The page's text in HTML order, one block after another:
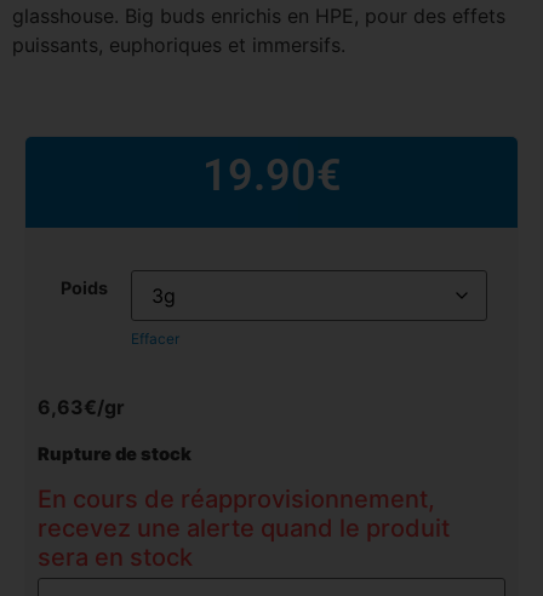
glasshouse. Big buds enrichis en HPE, pour des effets
puissants, euphoriques et immersifs.
19.90€
Poids
Effacer
6,63€/gr
Rupture de stock
En cours de réapprovisionnement,
recevez une alerte quand le produit
sera en stock